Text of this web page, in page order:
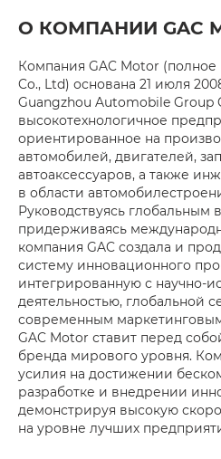
О КОМПАНИИ GAC
Компания GAC Motor
Co., Ltd) основана 21 июля
Guangzhou Automobile Group
высокотехнологичное
ориентированное на
автомобилей, двигателей,
автоаксессуаров, а также
в области
Руководствуясь глобальным
придерживаясь
компания GAC создала и
систему инновационного
интегрированную с научно-
деятельностью, глобальной
современным
GAC Motor ставит перед
бренда мирового уровня.
усилия на достижении
разработке и внедрении
демонстрируя высокую
на уровне лучших